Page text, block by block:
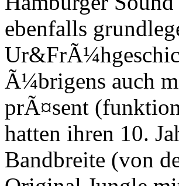
ebenfalls
Ã¼brigens auch
prÃ¤sent
hatten ihren 10.
Bandbreite (von